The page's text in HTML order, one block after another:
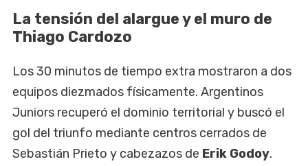
La tensión del alargue y el muro de
Thiago Cardozo
Los 30 minutos de tiempo extra mostraron a dos
equipos diezmados físicamente. Argentinos
Juniors recuperó el dominio territorial y buscó el
gol del triunfo mediante centros cerrados de
Sebastián Prieto y cabezazos de Erik Godoy.